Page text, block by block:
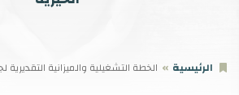
الرئيسية الخطة التشغيلية والميزانية التقديرية